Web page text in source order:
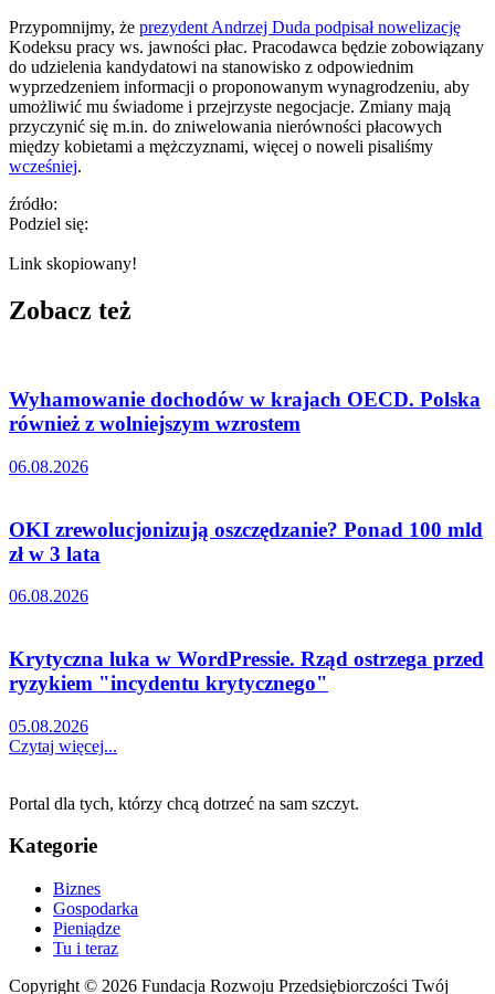
Przypomnijmy, że prezydent Andrzej Duda podpisał nowelizację
Kodeksu pracy ws. jawności płac. Pracodawca będzie zobowiązany
do udzielenia kandydatowi na stanowisko z odpowiednim
wyprzedzeniem informacji o proponowanym wynagrodzeniu, aby
umożliwić mu świadome i przejrzyste negocjacje. Zmiany mają
przyczynić się m.in. do zniwelowania nierówności płacowych
między kobietami a mężczyznami, więcej o noweli pisaliśmy
wcześniej.
źródło:
Podziel się:
Link skopiowany!
Zobacz też
Wyhamowanie dochodów w krajach OECD. Polska
również z wolniejszym wzrostem
06.08.2026
OKI zrewolucjonizują oszczędzanie? Ponad 100 mld
zł w 3 lata
06.08.2026
Krytyczna luka w WordPressie. Rząd ostrzega przed
ryzykiem "incydentu krytycznego"
05.08.2026
Czytaj więcej...
Portal dla tych, którzy chcą dotrzeć na sam szczyt.
Kategorie
Biznes
Gospodarka
Pieniądze
Tu i teraz
Copyright © 2026 Fundacja Rozwoju Przedsiębiorczości Twój